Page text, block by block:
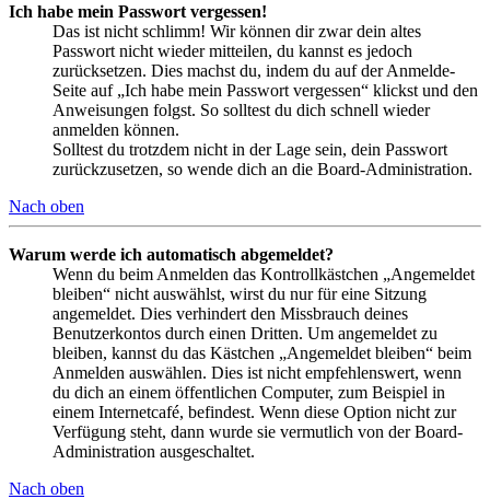
Ich habe mein Passwort vergessen!
Das ist nicht schlimm! Wir können dir zwar dein altes
Passwort nicht wieder mitteilen, du kannst es jedoch
zurücksetzen. Dies machst du, indem du auf der Anmelde-
Seite auf „Ich habe mein Passwort vergessen“ klickst und den
Anweisungen folgst. So solltest du dich schnell wieder
anmelden können.
Solltest du trotzdem nicht in der Lage sein, dein Passwort
zurückzusetzen, so wende dich an die Board-Administration.
Nach oben
Warum werde ich automatisch abgemeldet?
Wenn du beim Anmelden das Kontrollkästchen „Angemeldet
bleiben“ nicht auswählst, wirst du nur für eine Sitzung
angemeldet. Dies verhindert den Missbrauch deines
Benutzerkontos durch einen Dritten. Um angemeldet zu
bleiben, kannst du das Kästchen „Angemeldet bleiben“ beim
Anmelden auswählen. Dies ist nicht empfehlenswert, wenn
du dich an einem öffentlichen Computer, zum Beispiel in
einem Internetcafé, befindest. Wenn diese Option nicht zur
Verfügung steht, dann wurde sie vermutlich von der Board-
Administration ausgeschaltet.
Nach oben